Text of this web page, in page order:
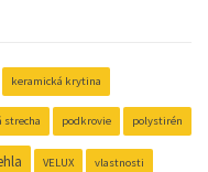
keramická krytina
strecha podkrovie polystirén
VELUX vlastnosti